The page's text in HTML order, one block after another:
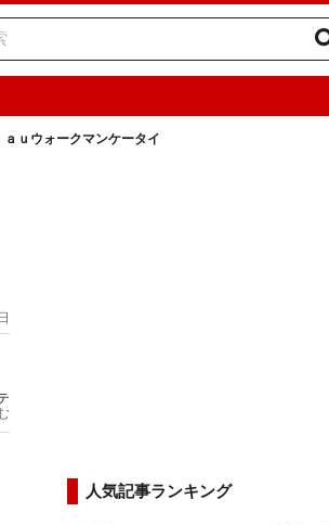
ｕウォークマンケータイ
人気記事ランキング